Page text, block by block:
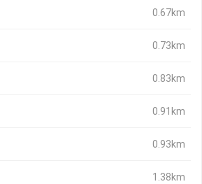
0.67km
0.73km
0.83km
0.91km
0.93km
1.38km